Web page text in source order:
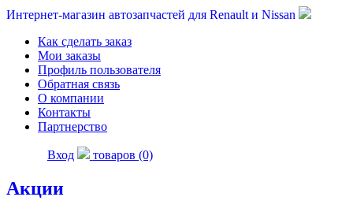
Интернет-магазин автозапчастей для Renault и Nissan
Как сделать заказ
Мои заказы
Профиль пользователя
Обратная связь
О компании
Контакты
Партнерство
Вход товаров (0)
Акции